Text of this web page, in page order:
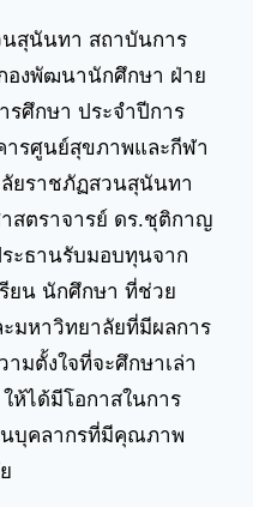
สุนันทา สถาบันการ
องพัฒนานักศึกษา ฝ่าย
ศึกษา ประจำปีการ
รศูนย์สุขภาพและกีฬา
ยราชภัฏสวนสุนันทา
สตราจารย์ ดร.ชุติกาญ
ะธานรับมอบทุนจาก
ยน นักศึกษา ที่ช่วย
ะมหาวิทยาลัยที่มีผลการ
มตั้งใจที่จะศึกษาเล่า
ห้ได้มีโอกาสในการ
นบุคลากรที่มีคุณภาพ